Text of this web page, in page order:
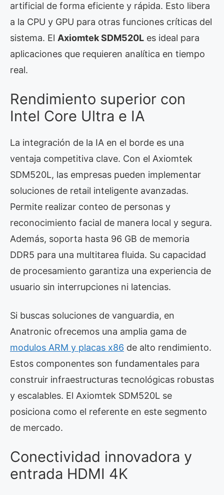
artificial de forma eficiente y rápida. Esto libera
a la CPU y GPU para otras funciones críticas del
sistema. El Axiomtek SDM520L es ideal para
aplicaciones que requieren analítica en tiempo
real.
Rendimiento superior con
Intel Core Ultra e IA
La integración de la IA en el borde es una
ventaja competitiva clave. Con el Axiomtek
SDM520L, las empresas pueden implementar
soluciones de retail inteligente avanzadas.
Permite realizar conteo de personas y
reconocimiento facial de manera local y segura.
Además, soporta hasta 96 GB de memoria
DDR5 para una multitarea fluida. Su capacidad
de procesamiento garantiza una experiencia de
usuario sin interrupciones ni latencias.
Si buscas soluciones de vanguardia, en
Anatronic ofrecemos una amplia gama de
modulos ARM y placas x86 de alto rendimiento.
Estos componentes son fundamentales para
construir infraestructuras tecnológicas robustas
y escalables. El Axiomtek SDM520L se
posiciona como el referente en este segmento
de mercado.
Conectividad innovadora y
entrada HDMI 4K